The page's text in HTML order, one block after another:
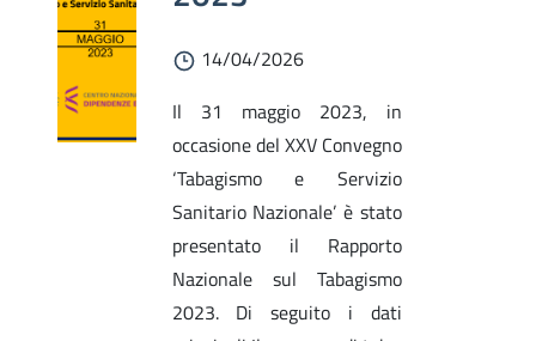
14/04/2026
Il 31 maggio 2023, in
occasione del XXV Convegno
‘Tabagismo e Servizio
Sanitario Nazionale’ è stato
presentato il Rapporto
Nazionale sul Tabagismo
2023. Di seguito i dati